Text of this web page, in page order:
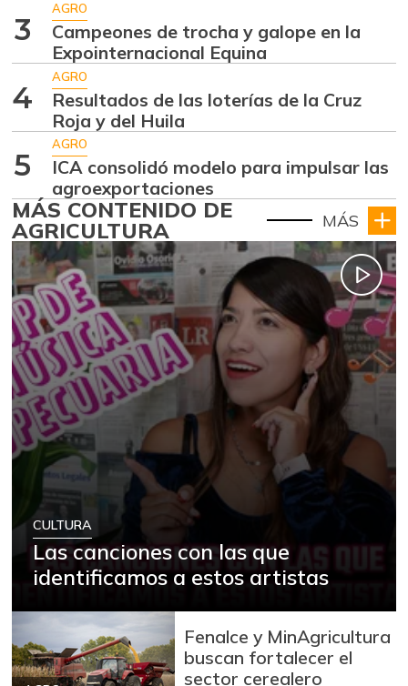
3
AGRO
Campeones de trocha y galope en la
Expointernacional Equina
4
AGRO
Resultados de las loterías de la Cruz
Roja y del Huila
5
AGRO
ICA consolidó modelo para impulsar las
agroexportaciones
MÁS CONTENIDO DE
AGRICULTURA MÁS
CULTURA
Las canciones con las que
identificamos a estos artistas
Fenalce y MinAgricultura
buscan fortalecer el
sector cerealero